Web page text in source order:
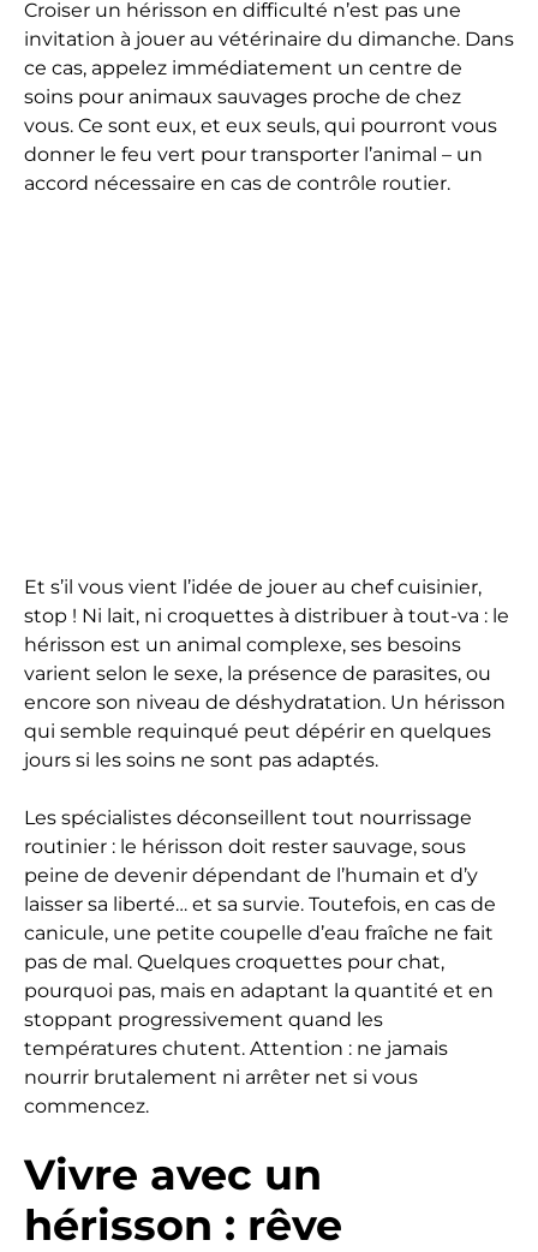
Croiser un hérisson en difficulté n’est pas une
invitation à jouer au vétérinaire du dimanche. Dans
ce cas, appelez immédiatement un centre de
soins pour animaux sauvages proche de chez
vous. Ce sont eux, et eux seuls, qui pourront vous
donner le feu vert pour transporter l’animal – un
accord nécessaire en cas de contrôle routier.
Et s’il vous vient l’idée de jouer au chef cuisinier,
stop ! Ni lait, ni croquettes à distribuer à tout-va : le
hérisson est un animal complexe, ses besoins
varient selon le sexe, la présence de parasites, ou
encore son niveau de déshydratation. Un hérisson
qui semble requinqué peut dépérir en quelques
jours si les soins ne sont pas adaptés.
Les spécialistes déconseillent tout nourrissage
routinier : le hérisson doit rester sauvage, sous
peine de devenir dépendant de l’humain et d’y
laisser sa liberté… et sa survie. Toutefois, en cas de
canicule, une petite coupelle d’eau fraîche ne fait
pas de mal. Quelques croquettes pour chat,
pourquoi pas, mais en adaptant la quantité et en
stoppant progressivement quand les
températures chutent. Attention : ne jamais
nourrir brutalement ni arrêter net si vous
commencez.
Vivre avec un
hérisson : rêve